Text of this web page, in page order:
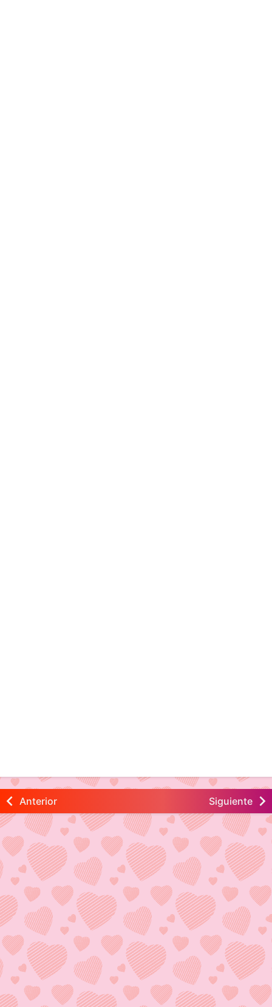
Anterior Siguiente